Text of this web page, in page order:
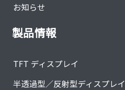
お知らせ
製品情報
TFT ディスプレイ
半透過型／反射型ディスプレイ